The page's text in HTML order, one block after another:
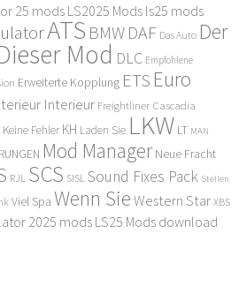
25 mods LS2025 Mods ls25 mods
ATS BMW DAF Das Auto Der
Mod DLC Empfohlene
Erweiterte Kopplung ETS Euro
Interieur Freightliner Cascadia
Keine Fehler KH Laden Sie LKW LT MAN
Mod Manager Neue Fracht
RJL SCS SISL Sound Fixes Pack Stellen
Viel Spa Wenn Sie Western Star XBS
2025 mods LS25 Mods download